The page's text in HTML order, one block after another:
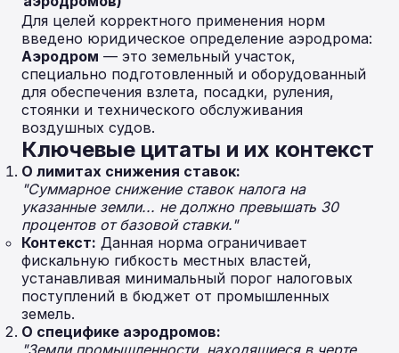
Для целей корректного применения норм
введено юридическое определение аэродрома:
Аэродром — это земельный участок,
специально подготовленный и оборудованный
для обеспечения взлета, посадки, руления,
стоянки и технического обслуживания
воздушных судов.
Ключевые цитаты и их контекст
О лимитах снижения ставок:
"Суммарное снижение ставок налога на
указанные земли... не должно превышать 30
процентов от базовой ставки."
Контекст: Данная норма ограничивает
фискальную гибкость местных властей,
устанавливая минимальный порог налоговых
поступлений в бюджет от промышленных
земель.
О специфике аэродромов:
"Земли промышленности, находящиеся в черте